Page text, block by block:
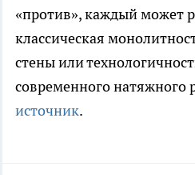
«против», каждый может
классическая
стены или
современного
источник.